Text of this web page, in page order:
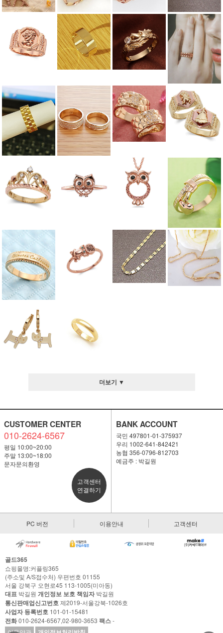
더보기 ▼
CUSTOMER CENTER
010-2624-6567
평일 10:00~20:00
주말 13:00~18:00
문자문의환영
고객센터
연결하기
BANK ACCOUNT
국민 497801-01-375937
우리 1002-641-842421
농협 356-0796-812703
예금주 : 박길원
PC 버전 이용안내 고객센터
골드365
쇼핑몰명:커플링365
(주소및 A/S접수처) 우편번호 01155
서울 강북구 오현로45 113-1005(미아동)
대표 박길원 개인정보 보호 책임자박길원
통신판매업신고번호제2019-서울강북-1026호
사업자 등록번호 101-01-15481
전화010-2624-6567,02-980-3653 팩스-